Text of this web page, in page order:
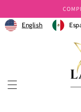
al contenido
English